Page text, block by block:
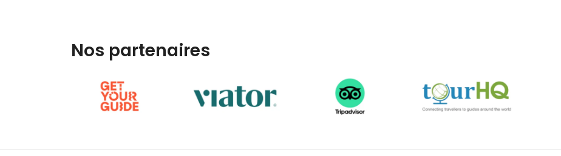
Nos partenaires